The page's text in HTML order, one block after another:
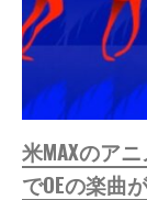
米MAXのアニ
でOEの楽曲